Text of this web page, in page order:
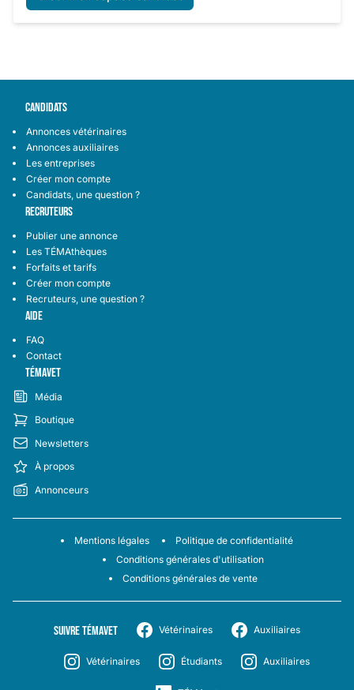
CANDIDATS
Annonces vétérinaires
Annonces auxiliaires
Les entreprises
Créer mon compte
Candidats, une question ?
RECRUTEURS
Publier une annonce
Les TÉMAthèques
Forfaits et tarifs
Créer mon compte
Recruteurs, une question ?
AIDE
FAQ
Contact
TÉMAVET
Média
Boutique
Newsletters
À propos
Annonceurs
Mentions légales
Politique de confidentialité
Conditions générales d'utilisation
Conditions générales de vente
SUIVRE TÉMAVET Vétérinaires Auxiliaires
Vétérinaires Étudiants Auxiliaires